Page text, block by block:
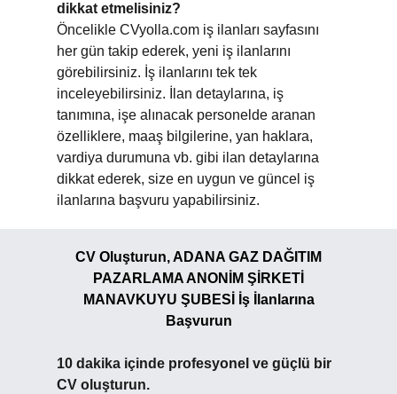
dikkat etmelisiniz?
Öncelikle CVyolla.com iş ilanları sayfasını
her gün takip ederek, yeni iş ilanlarını
görebilirsiniz. İş ilanlarını tek tek
inceleyebilirsiniz. İlan detaylarına, iş
tanımına, işe alınacak personelde aranan
özelliklere, maaş bilgilerine, yan haklara,
vardiya durumuna vb. gibi ilan detaylarına
dikkat ederek, size en uygun ve güncel iş
ilanlarına başvuru yapabilirsiniz.
CV Oluşturun, ADANA GAZ DAĞITIM
PAZARLAMA ANONİM ŞİRKETİ
MANAVKUYU ŞUBESİ İş İlanlarına
Başvurun
10 dakika içinde profesyonel ve güçlü bir
CV oluşturun.